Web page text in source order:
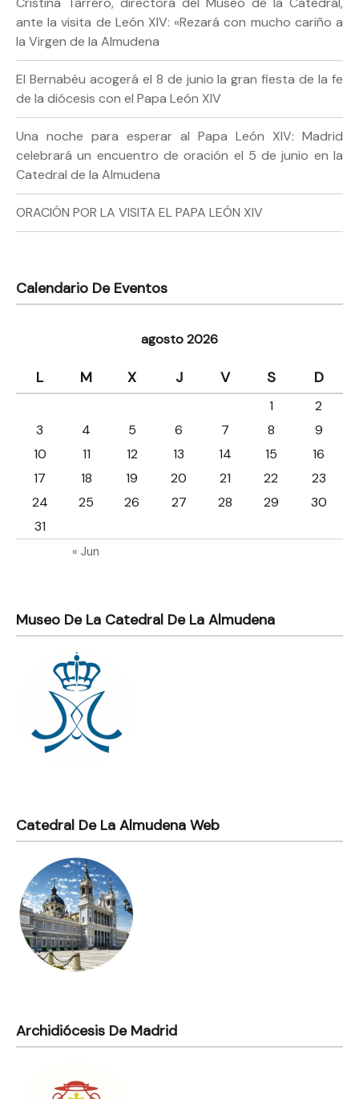
ante la visita de León XIV: «Rezará con mucho cariño a
la Virgen de la Almudena
El Bernabéu acogerá el 8 de junio la gran fiesta de la fe
de la diócesis con el Papa León XIV
Una noche para esperar al Papa León XIV: Madrid
celebrará un encuentro de oración el 5 de junio en la
Catedral de la Almudena
ORACIÓN POR LA VISITA EL PAPA LEÓN XIV
Calendario De Eventos
agosto 2026
L M X J V S D
« Jun
1
2
3
4 5 6 7 8
9
10
11 12 13 14 15
16
17
18 19 20 21 22
23
24
25 26 27 28 29
30
31
Museo De La Catedral De La Almudena
Catedral De La Almudena Web
Archidiócesis De Madrid